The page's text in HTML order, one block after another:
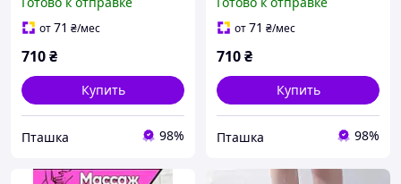
силиконовый
антискользящий с
см
от71 ₴/мес
710₴
Купить
Пташка 98%
силиконовый
антискользящий с
50х80 см
от71 ₴/мес
710₴
Купить
Пташка 98%